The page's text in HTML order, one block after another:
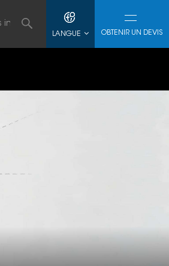
OBTENIR UN DEVIS
LANGUE